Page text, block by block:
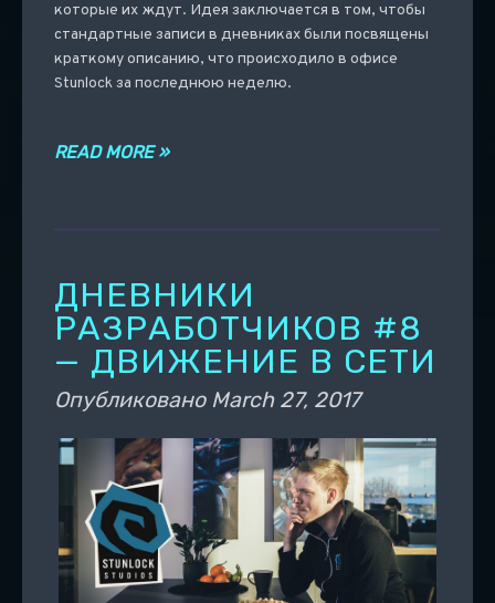
которые их ждут. Идея заключается в том, чтобы
стандартные записи в дневниках были посвящены
краткому описанию, что происходило в офисе
Stunlock за последнюю неделю.
READ MORE »
ДНЕВНИКИ
РАЗРАБОТЧИКОВ #8
— ДВИЖЕНИЕ В СЕТИ
Опубликовано March 27, 2017